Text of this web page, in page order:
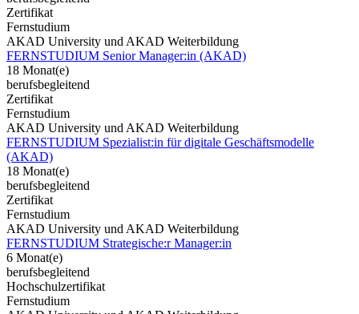
Zertifikat
Fernstudium
AKAD University und AKAD Weiterbildung
FERNSTUDIUM Senior Manager:in (AKAD)
18 Monat(e)
berufsbegleitend
Zertifikat
Fernstudium
AKAD University und AKAD Weiterbildung
FERNSTUDIUM Spezialist:in für digitale Geschäftsmodelle
(AKAD)
18 Monat(e)
berufsbegleitend
Zertifikat
Fernstudium
AKAD University und AKAD Weiterbildung
FERNSTUDIUM Strategische:r Manager:in
6 Monat(e)
berufsbegleitend
Hochschulzertifikat
Fernstudium